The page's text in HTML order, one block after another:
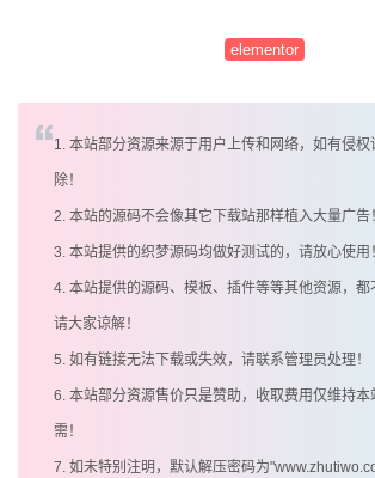
elementor
1. 本站部分资源来源于用户上传和网络，如有侵权
除！
2. 本站的源码不会像其它下载站那样植入大量广告！
3. 本站提供的织梦源码均做好测试的，请放心使用！
4. 本站提供的源码、模板、插件等等其他资源，都
请大家谅解！
5. 如有链接无法下载或失效，请联系管理员处理！
6. 本站部分资源售价只是赞助，收取费用仅维持本
需！
7. 如未特别注明，默认解压密码为